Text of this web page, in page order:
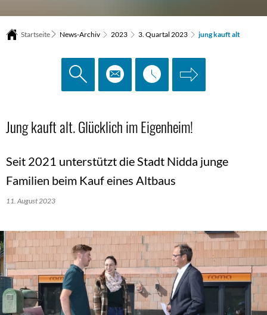
Startseite News-Archiv 2023 3. Quartal 2023 jung kauft alt
Jung kauft alt. Glücklich im Eigenheim!
Seit 2021 unterstützt die Stadt Nidda junge
Familien beim Kauf eines Altbaus
11. August 2023